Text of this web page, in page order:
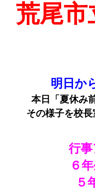
荒尾市
明日か
本日「夏休み
その様子を校長
行
６
５